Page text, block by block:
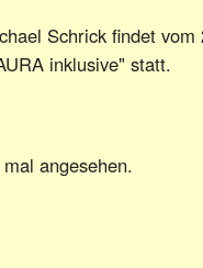
Schrick findet vom
inklusive" statt.
angesehen.